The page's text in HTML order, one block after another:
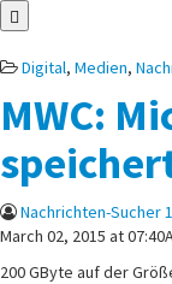
Posted
Digital, Medien,
MWC:
Nachrichten-Sucher 1
March 02, 2015 at
200 GByte auf der